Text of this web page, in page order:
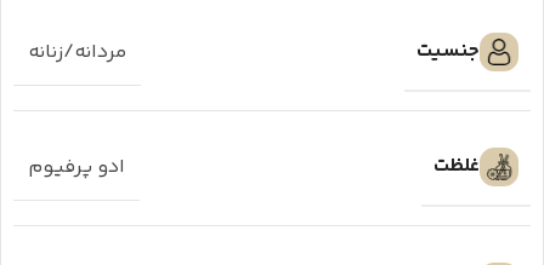
جنسیت مردانه/زنانه
غلظت ادو پرفیوم